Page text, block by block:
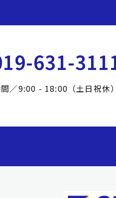
631-
／9:00 - 18:00（土日祝休）